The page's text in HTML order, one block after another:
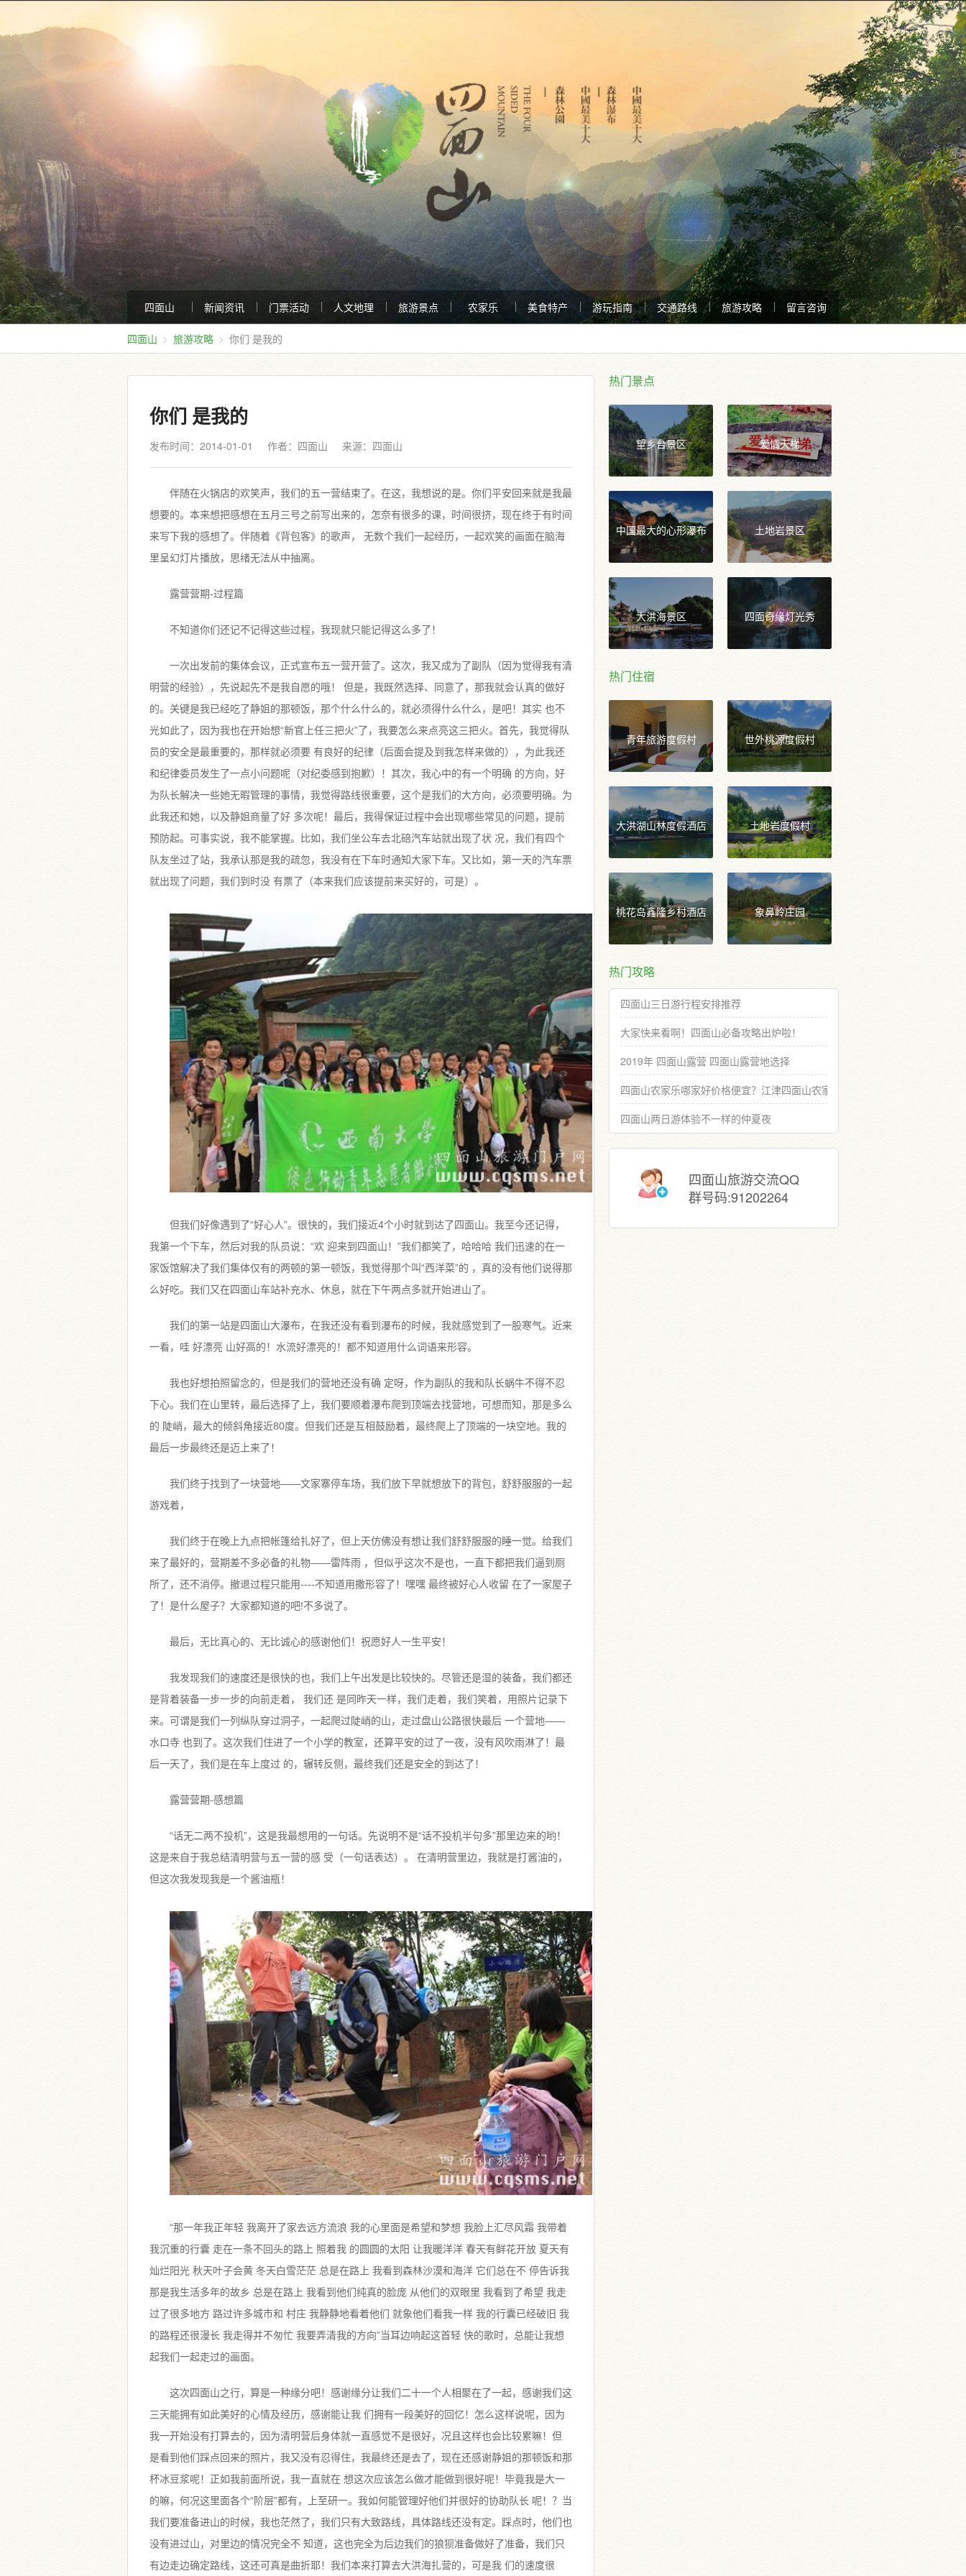
四面山 新闻资讯 门票活动 人文地理 旅游景点 农家乐 美食特产 游玩指南 交通路线 旅游攻略 留言咨询
四面山 旅游攻略 你们 是我的
你们 是我的
发布时间：2014-01-01 作者：四面山 来源： 四面山
伴随在火锅店的欢笑声，我们的五一营结束了。在这，我想说的是。你们平安回来就是我最
想要的。本来想把感想在五月三号之前写出来的，怎奈有很多的课，时间很挤，现在终于有时间
来写下我的感想了。伴随着《背包客》的歌声， 无数个我们一起经历，一起欢笑的画面在脑海
里呈幻灯片播放，思绪无法从中抽离。
露营营期-过程篇
不知道你们还记不记得这些过程，我现就只能记得这么多了！
一次出发前的集体会议，正式宣布五一营开营了。这次，我又成为了副队（因为觉得我有清
明营的经验），先说起先不是我自愿的哦！ 但是，我既然选择、同意了，那我就会认真的做好
的。关键是我已经吃了静姐的那顿饭，那个什么什么的，就必须得什么什么，是吧！其实 也不
光如此了，因为我也在开始想“新官上任三把火”了，我要怎么来点亮这三把火。首先，我觉得队
员的安全是最重要的，那样就必须要 有良好的纪律（后面会提及到我怎样来做的），为此我还
和纪律委员发生了一点小问题呢（对纪委感到抱歉）！其次，我心中的有一个明确 的方向，好
为队长解决一些她无暇管理的事情，我觉得路线很重要，这个是我们的大方向，必须要明确。为
此我还和她，以及静姐商量了好 多次呢！最后，我得保证过程中会出现哪些常见的问题，提前
预防起。可事实说，我不能掌握。比如，我们坐公车去北碚汽车站就出现了状 况，我们有四个
队友坐过了站，我承认那是我的疏忽，我没有在下车时通知大家下车。又比如，第一天的汽车票
就出现了问题，我们到时没 有票了（本来我们应该提前来买好的，可是）。
但我们好像遇到了“好心人”。很快的，我们接近4个小时就到达了四面山。我至今还记得，
我第一个下车，然后对我的队员说：“欢 迎来到四面山！”我们都笑了，哈哈哈 我们迅速的在一
家饭馆解决了我们集体仅有的两顿的第一顿饭，我觉得那个叫“西洋菜”的 ，真的没有他们说得那
么好吃。我们又在四面山车站补充水、休息，就在下午两点多就开始进山了。
我们的第一站是四面山大瀑布，在我还没有看到瀑布的时候，我就感觉到了一股寒气。近来
一看，哇 好漂亮 山好高的！水流好漂亮的！都不知道用什么词语来形容。
我也好想拍照留念的，但是我们的营地还没有确 定呀，作为副队的我和队长蜗牛不得不忍
下心。我们在山里转，最后选择了上，我们要顺着瀑布爬到顶端去找营地，可想而知，那是多么
的 陡峭，最大的倾斜角接近80度。但我们还是互相鼓励着，最终爬上了顶端的一块空地。我的
最后一步最终还是迈上来了！
我们终于找到了一块营地——文家寨停车场，我们放下早就想放下的背包，舒舒服服的一起
游戏着，
我们终于在晚上九点把帐篷给扎好了，但上天仿佛没有想让我们舒舒服服的睡一觉。给我们
来了最好的，营期差不多必备的礼物——雷阵雨 ，但似乎这次不是也，一直下都把我们逼到厕
所了，还不消停。撤退过程只能用----不知道用撒形容了！嘿嘿 最终被好心人收留 在了一家屋子
了！是什么屋子？大家都知道的吧!不多说了。
最后，无比真心的、无比诚心的感谢他们！祝愿好人一生平安！
我发现我们的速度还是很快的也，我们上午出发是比较快的。尽管还是湿的装备，我们都还
是背着装备一步一步的向前走着， 我们还 是同昨天一样，我们走着，我们笑着，用照片记录下
来。可谓是我们一列纵队穿过洞子，一起爬过陡峭的山，走过盘山公路很快最后 一个营地——
水口寺 也到了。这次我们住进了一个小学的教室，还算平安的过了一夜，没有风吹雨淋了！最
后一天了，我们是在车上度过 的，辗转反侧，最终我们还是安全的到达了！
露营营期-感想篇
“话无二两不投机”，这是我最想用的一句话。先说明不是“话不投机半句多”那里边来的哟！
这是来自于我总结清明营与五一营的感 受（一句话表达）。 在清明营里边，我就是打酱油的，
但这次我发现我是一个酱油瓶！
“那一年我正年轻 我离开了家去远方流浪 我的心里面是希望和梦想 我脸上汇尽风霜 我带着
我沉重的行囊 走在一条不回头的路上 照着我 的圆圆的太阳 让我暖洋洋 春天有鲜花开放 夏天有
灿烂阳光 秋天叶子会黄 冬天白雪茫茫 总是在路上 我看到森林沙漠和海洋 它们总在不 停告诉我
那是我生活多年的故乡 总是在路上 我看到他们纯真的脸庞 从他们的双眼里 我看到了希望 我走
过了很多地方 路过许多城市和 村庄 我静静地看着他们 就象他们看我一样 我的行囊已经破旧 我
的路程还很漫长 我走得并不匆忙 我要弄清我的方向”当耳边响起这首轻 快的歌时，总能让我想
起我们一起走过的画面。
这次四面山之行，算是一种缘分吧！感谢缘分让我们二十一个人相聚在了一起，感谢我们这
三天能拥有如此美好的心情及经历，感谢能让我 们拥有一段美好的回忆！怎么这样说呢，因为
我一开始没有打算去的，因为清明营后身体就一直感觉不是很好，况且这样也会比较累嘛！但
是看到他们踩点回来的照片，我又没有忍得住，我最终还是去了，现在还感谢静姐的那顿饭和那
杯冰豆浆呢！正如我前面所说，我一直就在 想这次应该怎么做才能做到很好呢！毕竟我是大一
的嘛，何况这里面各个“阶层”都有，上至研一。我如何能管理好他们并很好的协助队长 呢！？当
我们要准备进山的时候，我也茫然了，我们只有大致路线，具体路线还没有定。踩点时，他们也
没有进过山，对里边的情况完全不 知道，这也完全为后边我们的狼狈准备做好了准备，我们只
有边走边确定路线，这还可真是曲折耶！我们本来打算去大洪海扎营的，可是我 们的速度很
热门景点
望乡台景区 爱情天梯
中国最大的心形瀑布 土地岩景区
大洪海景区 四面奇缘灯光秀
热门住宿
青年旅游度假村 世外桃源度假村
大洪湖山林度假酒店 土地岩度假村
桃花岛鑫隆乡村酒店 象鼻岭庄园
热门攻略
四面山三日游行程安排推荐
大家快来看啊！四面山必备攻略出炉啦！
2019年 四面山露营 四面山露营地选择
四面山农家乐哪家好价格便宜？江津四面山农家乐推荐选择
四面山两日游体验不一样的仲夏夜
四面山旅游交流QQ
群号码:91202264